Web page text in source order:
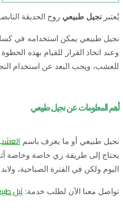
يُعتبر نجيل طبيعي روح الحديقة
نجيل طبيعي يمكن استخدامه في
وعند اتخاذ القرار للقيام بهذه
للعشب، ويجب البعد عن استخدام
أهم المعلومات عن نجيل طبيعي
نجيل طبيعي أو ما يعرف باسم
اليوم ولكن في الفترة الصباحية،
تواصل معنا الآن لطلب خدمة: ثيل